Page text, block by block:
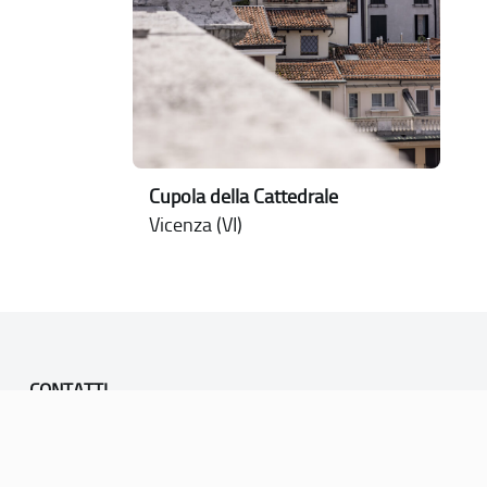
Cupola della Cattedrale
Vicenza (VI)
CONTATTI